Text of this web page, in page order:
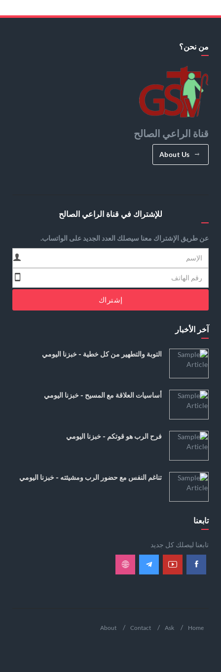
من نحن؟
قناة الراعي الصالح
About Us
للإشتراك في قناة الراعي الصالح
عن طريق الإشتراك معنا سيصلك العدد الجديد على الواتساب.
إشتراك
آخر الأخبار
التوبة والتطهير من كل خطية - خبزنا اليومي
أساسيات العلاقة مع المسيح - خبزنا اليومي
فرح الرب هو قوتكم - خبزنا اليومي
تناغم النفس مع حضور الرب ومشيئته - خبزنا اليومي
تابعنا
تابعنا ليصلك كل جديد
Home
Ask
Contact
About